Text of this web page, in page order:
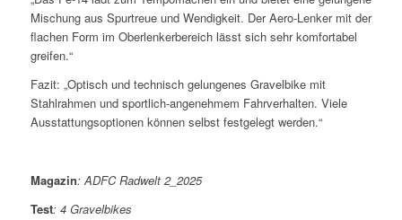
Mischung aus Spurtreue und Wendigkeit. Der Aero-Lenker mit der
flachen Form im Oberlenkerbereich lässt sich sehr komfortabel
greifen.“
Fazit: „Optisch und technisch gelungenes Gravelbike mit
Stahlrahmen und sportlich-angenehmem Fahrverhalten. Viele
Ausstattungsoptionen können selbst festgelegt werden.“
Magazin:ADFC Radwelt 2_2025
Test: 4 Gravelbikes